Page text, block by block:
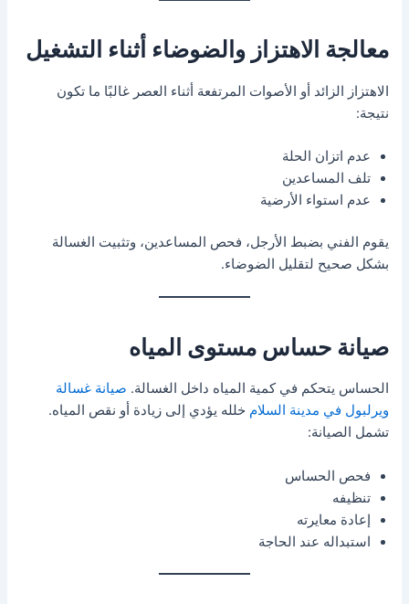
معالجة الاهتزاز والضوضاء أثناء التشغيل
الاهتزاز الزائد أو الأصوات المرتفعة أثناء العصر غالبًا ما تكون
نتيجة:
عدم اتزان الحلة
تلف المساعدين
عدم استواء الأرضية
يقوم الفني بضبط الأرجل، فحص المساعدين، وتثبيت الغسالة
بشكل صحيح لتقليل الضوضاء.
صيانة حساس مستوى المياه
الحساس يتحكم في كمية المياه داخل الغسالة. صيانة غسالة
ويرلبول في مدينة السلام خلله يؤدي إلى زيادة أو نقص المياه.
تشمل الصيانة:
فحص الحساس
تنظيفه
إعادة معايرته
استبداله عند الحاجة